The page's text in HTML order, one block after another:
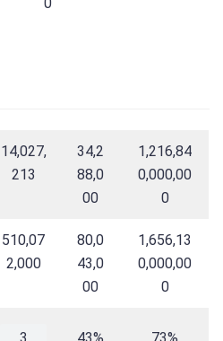
14,027,
213
34,2
88,0
00
1,216,84
0,000,00
0
510,07
2,000
80,0
43,0
00
1,656,13
0,000,00
0
3 43% 73%